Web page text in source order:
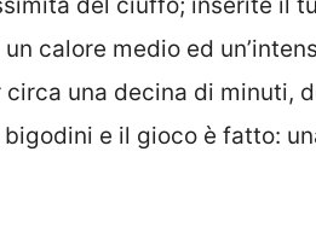
calore medio ed
circa una decina di minuti,
e il gioco è fatto: